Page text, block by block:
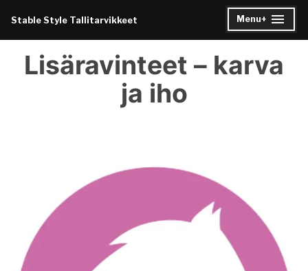
content
Stable Style Tallitarvikkeet Menu+
expanded
collapsed
Lisäravinteet – karva
ja iho